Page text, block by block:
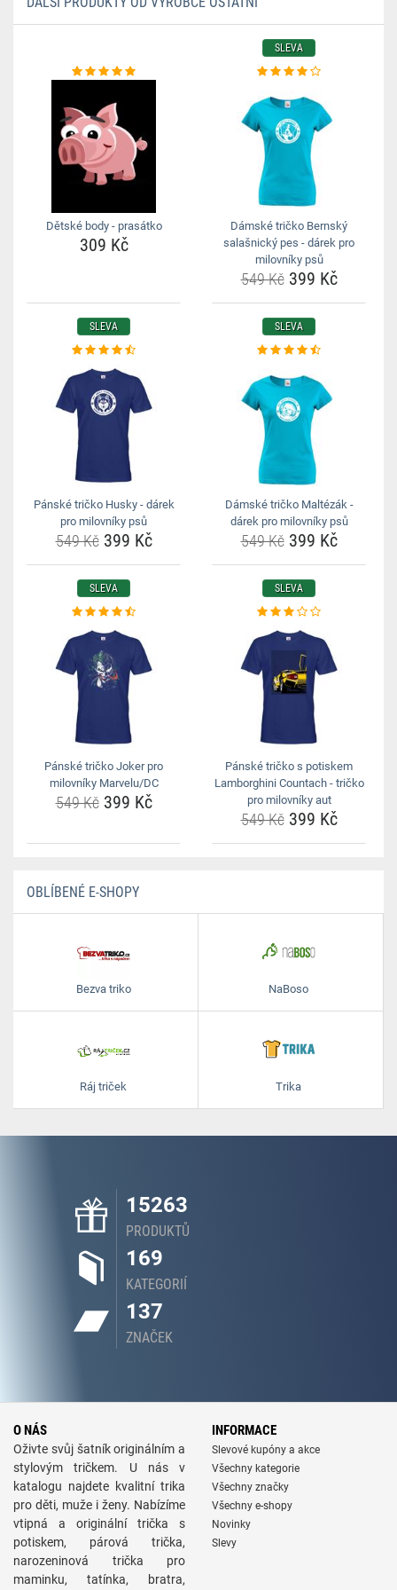
Dětské body - prasátko
309 Kč
SLEVA
Dámské tričko Bernský
salašnický pes - dárek pro
milovníky psů
549 Kč399 Kč
SLEVA
Pánské tričko Husky - dárek
pro milovníky psů
549 Kč399 Kč
SLEVA
Dámské tričko Maltézák -
dárek pro milovníky psů
549 Kč399 Kč
SLEVA
Pánské tričko Joker pro
milovníky Marvelu/DC
549 Kč399 Kč
SLEVA
Pánské tričko s potiskem
Lamborghini Countach - tričko
pro milovníky aut
549 Kč399 Kč
OBLÍBENÉ E-SHOPY
Bezva triko NaBoso
Ráj triček Trika
15263
PRODUKTŮ
169
KATEGORIÍ
137
ZNAČEK
O NÁS
Oživte svůj šatník originálním a
stylovým tričkem. U nás v
katalogu najdete kvalitní trika
pro děti, muže i ženy. Nabízíme
vtipná a originální trička s
potiskem, párová trička,
narozeninová trička pro
maminku, tatínka, bratra,
INFORMACE
Slevové kupóny a akce
Všechny kategorie
Všechny značky
Všechny e-shopy
Novinky
Slevy